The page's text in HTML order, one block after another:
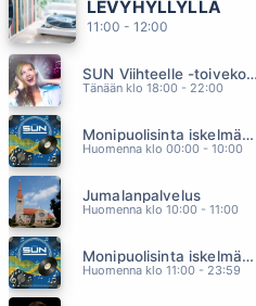
PÖLLÖILLE KYYTIÄ
UUSI ALKU
SINÄ OLET AURINKO
MUOTITIETOINEN
LEVYHYLLYLLÄ
11:00 - 12:00
SUN Viihteelle -toivekonsertti
Tänään klo 18:00 - 22:00
Monipuolisinta iskelmää ja parasta poppia
Huomenna klo 00:00 - 10:00
Jumalanpalvelus
Huomenna klo 10:00 - 11:00
Monipuolisinta iskelmää ja parasta poppia
Huomenna klo 11:00 - 23:59